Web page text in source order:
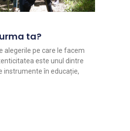
ta?
alegerile pe care le facem
este unul dintre
instrumente în educație,